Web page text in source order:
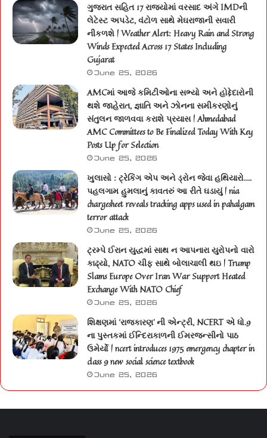
ગુજરાત સહિત 17 રાજ્યોમાં વરસાદ અંગે IMDની
લેટેસ્ટ અપડેટ, વંટોળ સાથે મેઘરાજાની સવારી
નીકળશે | Weather Alert: Heavy Rain and Strong
Winds Expected Across 17 States Including
Gujarat
June 25, 2026
AMCમાં આજે કમિટીઓના સભ્યો અને હોદ્દેદારોની
થશે જાહેરાત, જ્ઞાતિ અને ઝોનના સમીકરણોનું
સંતુલન જાળવવા કરાશે પ્રયાસ | Ahmedabad
AMC Committees to Be Finalized Today With Key
Posts Up for Selection
June 25, 2026
ખુલાસો : ટ્રેકિંગ એપ અને ડ્રોન જેવા હથિયારો….
પહલગામ હુમલાનું કાવતરું આ રીતે ઘડાયું | nia
chargesheet reveals tracking apps used in pahalgam
terror attack
June 25, 2026
ટ્રમ્પે ઈરાન યુદ્ધમાં સાથ ન આપનારા યુરોપનો વારો
કાઢ્યો, NATO ચીફ સાથે બોલાચાલી થઇ | Trump
Slams Europe Over Iran War Support Heated
Exchange With NATO Chief
June 25, 2026
શિક્ષણમાં ‘રાજકારણ’ ની એન્ટ્રી, NCERT એ ધો.9
ના પુસ્તકમાં ઈન્દિરાકાળની ઈમરજન્સીનો પાઠ
ઉમેર્યો | ncert introduces 1975 emergency chapter in
class 9 new social science textbook
June 25, 2026